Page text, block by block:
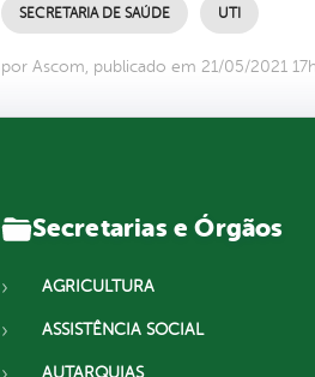
SECRETARIA DE SAÚDE UTI
por Ascom, publicado em 21/05/2021
Secretarias e Órgãos
AGRICULTURA
ASSISTÊNCIA SOCIAL
AUTARQUIAS